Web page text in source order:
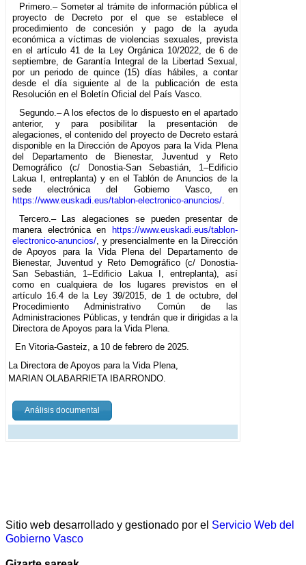
Primero.– Someter al trámite de información pública el
proyecto de Decreto por el que se establece el
procedimiento de concesión y pago de la ayuda
económica a víctimas de violencias sexuales, prevista
en el artículo 41 de la Ley Orgánica 10/2022, de 6 de
septiembre, de Garantía Integral de la Libertad Sexual,
por un periodo de quince (15) días hábiles, a contar
desde el día siguiente al de la publicación de esta
Resolución en el Boletín Oficial del País Vasco.
Segundo.– A los efectos de lo dispuesto en el apartado
anterior, y para posibilitar la presentación de
alegaciones, el contenido del proyecto de Decreto estará
disponible en la Dirección de Apoyos para la Vida Plena
del Departamento de Bienestar, Juventud y Reto
Demográfico (c/ Donostia-San Sebastián, 1–Edificio
Lakua I, entreplanta) y en el Tablón de Anuncios de la
sede electrónica del Gobierno Vasco, en
https://www.euskadi.eus/tablon-electronico-anuncios/
Tercero.– Las alegaciones se pueden presentar de
manera electrónica en
https://www.euskadi.eus/tablon-
electronico-anuncios/ , y presencialmente en la Dirección
de Apoyos para la Vida Plena del Departamento de
Bienestar, Juventud y Reto Demográfico (c/ Donostia-
San Sebastián, 1–Edificio Lakua I, entreplanta), así
como en cualquiera de los lugares previstos en el
artículo 16.4 de la Ley 39/2015, de 1 de octubre, del
Procedimiento Administrativo Común de las
Administraciones Públicas, y tendrán que ir dirigidas a la
Directora de Apoyos para la Vida Plena.
En Vitoria-Gasteiz, a 10 de febrero de 2025.
La Directora de Apoyos para la Vida Plena,
MARIAN OLABARRIETA IBARRONDO.
Análisis documental
Sitio web desarrollado y gestionado por el Servicio Web del
Gobierno Vasco